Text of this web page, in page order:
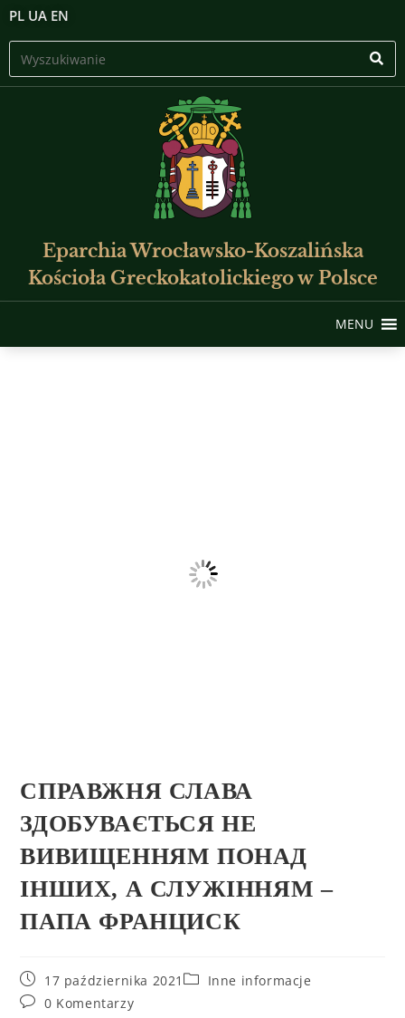
PL UA EN
Eparchia Wrocławsko-Koszalińska
Kościoła Greckokatolickiego w Polsce
MENU
СПРАВЖНЯ СЛАВА
ЗДОБУВАЄТЬСЯ НЕ
ВИВИЩЕННЯМ ПОНАД
ІНШИХ, А СЛУЖІННЯМ –
ПАПА ФРАНЦИСК
17 października 2021
Inne informacje
0 Komentarzy